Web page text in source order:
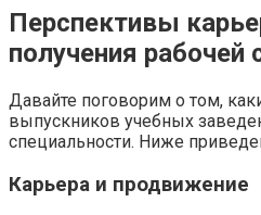
Перспективы
получения рабочей
Давайте поговорим о том,
выпускников учебных
специальности. Ниже
Карьера и продвижение